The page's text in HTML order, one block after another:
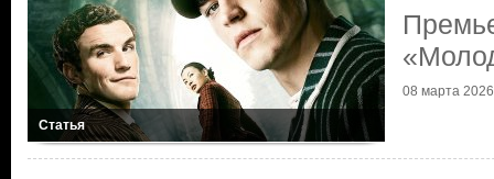
Статья
08 марта 2026